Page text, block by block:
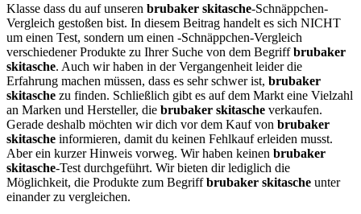
Klasse dass du auf unseren brubaker skitasche-Schnäppchen-
Vergleich gestoßen bist. In diesem Beitrag handelt es sich NICHT
um einen Test, sondern um einen -Schnäppchen-Vergleich
verschiedener Produkte zu Ihrer Suche von dem Begriffbrubaker
skitasche. Auch wir haben in der Vergangenheit leider die
Erfahrung machen müssen, dass es sehr schwer ist, brubaker
skitasche zu finden. Schließlich gibt es auf dem Markt eine Vielzahl
an Marken und Hersteller, die brubaker skitasche verkaufen.
Gerade deshalb möchten wir dich vor dem Kauf von brubaker
skitasche informieren, damit du keinen Fehlkauf erleiden musst.
Aber ein kurzer Hinweis vorweg. Wir haben keinen brubaker
skitasche-Test durchgeführt. Wir bieten dir lediglich die
Möglichkeit, die Produkte zum Begriffbrubaker skitasche unter
einander zu vergleichen.